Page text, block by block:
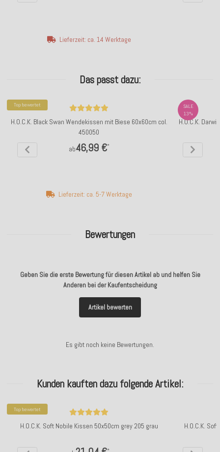
Bewertungen
Geben Sie die erste Bewertung für diesen Artikel ab und helfen Sie
Anderen bei der Kaufentscheidung
Artikel bewerten
Es gibt noch keine Bewertungen.
Lieferzeit: ca. 14 Werktage
Das passt dazu:
Top bewertet
H.O.C.K. Black Swan Wendekissen mit Biese 60x60cm col.
450050
ab46,99 €*
Lieferzeit: ca. 5-7 Werktage
SALE
13%
H.O.C.K.
Kunden kauften dazu folgende Artikel:
Top bewertet
H.O.C.K. Soft Nobile Kissen 50x50cm grey 205 grau
*
H.O.C.K.